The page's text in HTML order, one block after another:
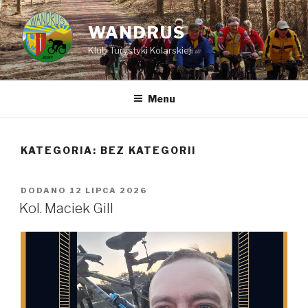
Przejdź
do
treści
WANDRUS
Klub Turystyki Kolarskiej
Menu
KATEGORIA: BEZ KATEGORII
DODANO OPUBLIKOWANE
W
12 LIPCA 2026
Kol. Maciek Gill